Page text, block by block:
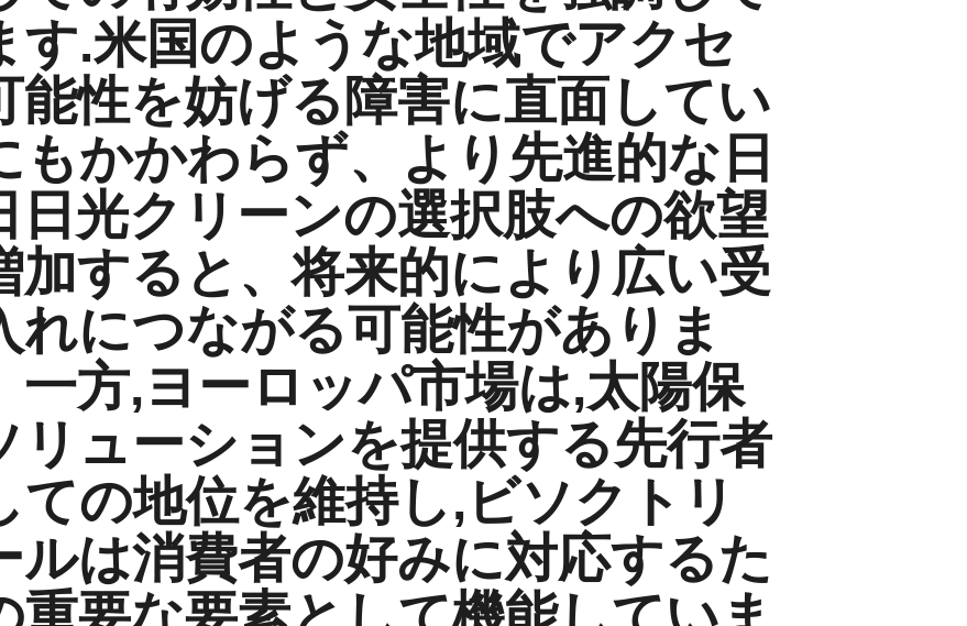
す.米国のような地域でアクセ
能性を妨げる障害に直面してい
もかかわらず、より先進的な日
日光クリーンの選択肢への欲望
加すると、将来的により広い受
れにつながる可能性がありま
一方,ヨーロッパ市場は,太陽保
リューションを提供する先行者
ての地位を維持し,ビソクトリ
ルは消費者の好みに対応するた